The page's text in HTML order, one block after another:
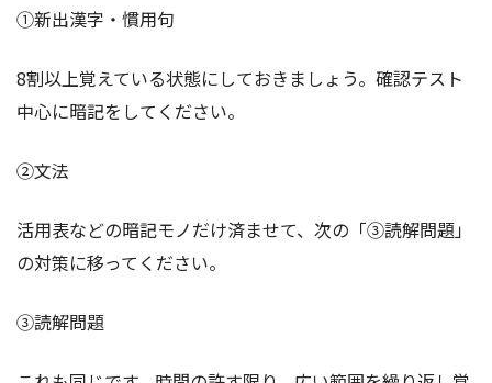
①新出漢字・慣用句
8割以上覚えている状態にしておきましょう。確認テスト
中心に暗記をしてください。
②文法
活用表などの暗記モノだけ済ませて、次の「③読解問題」
の対策に移ってください。
③読解問題